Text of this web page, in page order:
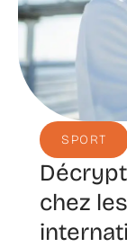
SPORT
chez